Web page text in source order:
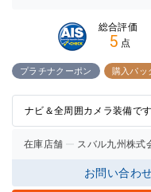
総合評価
5 点
プラチナクーポン 購入パッ
ナビ＆全周囲カメラ装備で
在庫店舗 スバル九州株
お問い合わ